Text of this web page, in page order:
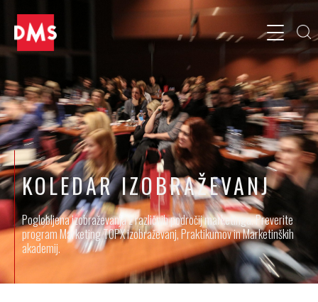
KOLEDAR IZOBRAŽEVANJ
Poglobljena izobraževanja z različnih področij marketinga. Preverite
program Marketing TOPX izobraževanj, Praktikumov in Marketinških
akademij.